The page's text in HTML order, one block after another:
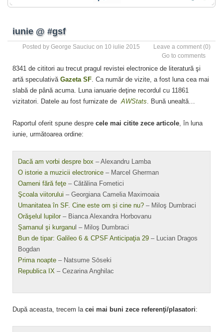
iunie @ #gsf
Posted by George Sauciuc on 10 iulie 2015 Leave a comment (0)
Go to comments
8341 de cititori au trecut pragul revistei electronice de literatură şi
artă speculativă Gazeta SF . Ca număr de vizite, a fost luna cea mai
slabă de până acuma. Luna ianuarie deţine recordul cu 11861
vizitatori. Datele au fost furnizate de AWStats . Bună unealtă…
Raportul oferit spune despre cele mai citite zece articole , în luna
iunie, următoarea ordine:
Dacă am vorbi despre box – Alexandru Lamba
O istorie a muzicii electronice – Marcel Gherman
Oameni fără feţe – Cătălina Fometici
Şcoala viitorului – Georgiana Camelia Maximoaia
Umanitatea în SF. Cine este om și cine nu? – Miloş Dumbraci
Orăşelul lupilor– Bianca Alexandra Horbovanu
Şamanul şi kurganul – Miloş Dumbraci
Bun de tipar: Galileo 6 & CPSF Anticipaţia 29 – Lucian Dragos
Bogdan
Prima noapte – Natsume Sōseki
Republica IX – Cezarina Anghilac
După aceasta, trecem la cei mai buni zece referenţi/plasatori: